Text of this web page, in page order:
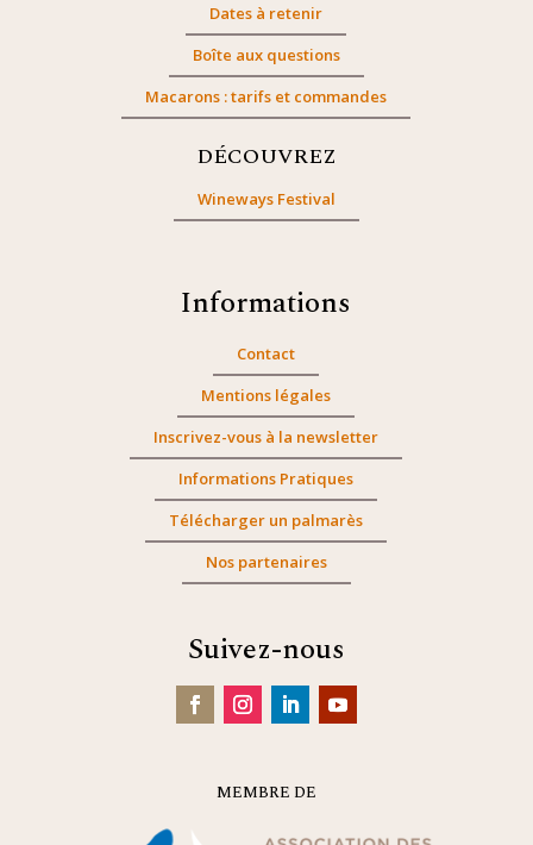
Dates à retenir
Boîte aux questions
Macarons : tarifs et commandes
DÉCOUVREZ
Wineways Festival
Informations
Contact
Mentions légales
Inscrivez-vous à la newsletter
Informations Pratiques
Télécharger un palmarès
Nos partenaires
Suivez-nous
MEMBRE DE